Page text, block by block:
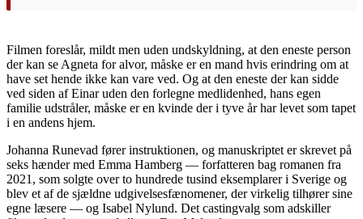
Filmen foreslår, mildt men uden undskyldning, at den eneste person
der kan se Agneta for alvor, måske er en mand hvis erindring om at
have set hende ikke kan vare ved. Og at den eneste der kan sidde
ved siden af Einar uden den forlegne medlidenhed, hans egen
familie udstråler, måske er en kvinde der i tyve år har levet som tapet
i en andens hjem.
Johanna Runevad fører instruktionen, og manuskriptet er skrevet på
seks hænder med Emma Hamberg — forfatteren bag romanen fra
2021, som solgte over to hundrede tusind eksemplarer i Sverige og
blev et af de sjældne udgivelsesfænomener, der virkelig tilhører sine
egne læsere — og Isabel Nylund. Det castingvalg som adskiller